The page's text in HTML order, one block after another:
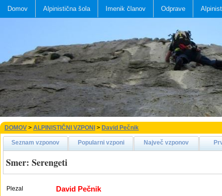
Domov Alpinistična šola Imenik članov Odprave
DOMOV > ALPINISTIČNI VZPONI > David Pečnik
Seznam vzponov Popularni vzponi Največ vzponov
Smer: Serengeti
Plezal David Pečnik